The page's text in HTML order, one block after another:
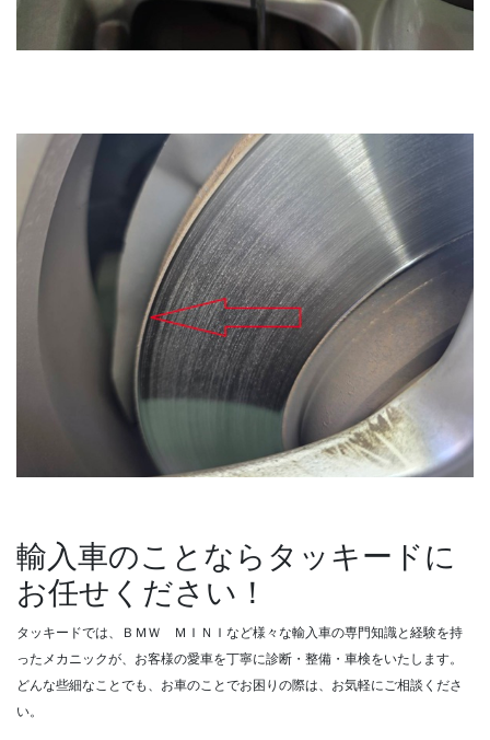
輸入車のことならタッキードに
お任せください！
タッキードでは、ＢＭＷ ＭＩＮＩなど様々な輸入車の専門知識と経験を持
ったメカニックが、お客様の愛車を丁寧に診断・整備・車検をいたします。
どんな些細なことでも、お車のことでお困りの際は、お気軽にご相談くださ
い。